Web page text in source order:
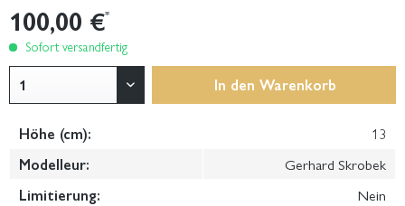
100,00 €*
Sofort versandfertig
In den Warenkorb
Höhe (cm):
13
Modelleur:
Gerhard Skrobek
Limitierung:
Nein